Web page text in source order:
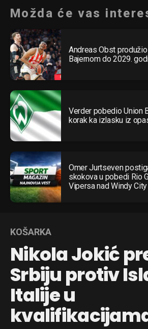
Možda će vas
Andreas Obst
Bajernom do 2029.
Verder pobedio Union
korak ka izlasku iz
Omer Jurtseven
skokova u pobedi Rio
Vipersa nad Windy
KOŠARKA
Nikola Jokić
Srbiju protiv
Italije u